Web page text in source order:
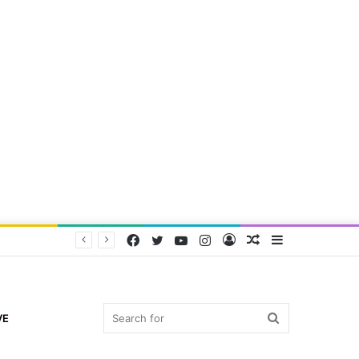
Random
Log
Instagram
YouTube
Twitter
Facebook